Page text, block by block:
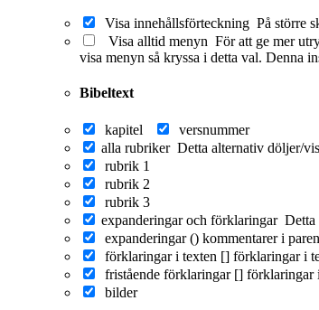
Visa innehållsförteckning På större
Visa alltid menyn För att ge mer
visa menyn så kryssa i detta val. Denna
Bibeltext
kapitel
versnummer
alla rubriker Detta alternativ döljer/
rubrik 1
rubrik 2
rubrik 3
expanderingar och förklaringar Detta
expanderingar () kommentarer i
förklaringar i texten [] förklaringar i
fristående förklaringar [] förklaringar
bilder